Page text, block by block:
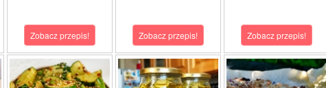
Zobacz przepis! Zobacz przepis! Zobacz przepis!